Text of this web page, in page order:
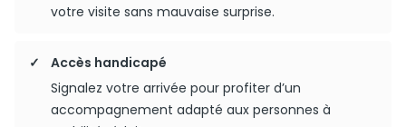
votre visite sans mauvaise surprise.
Accès handicapé
Signalez votre arrivée pour profiter d’un
accompagnement adapté aux personnes à